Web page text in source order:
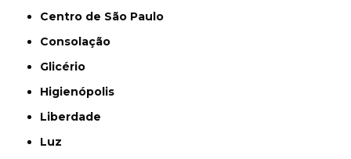
Centro de São Paulo
Consolação
Glicério
Higienópolis
Liberdade
Luz